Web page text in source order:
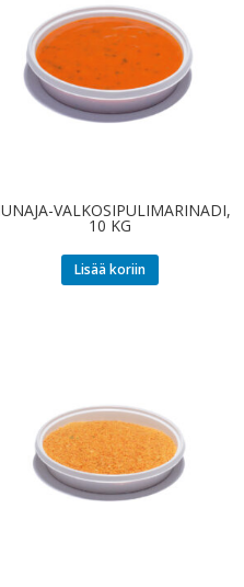
VALKOSIPULIMARINADI,
10 KG
Lisää koriin